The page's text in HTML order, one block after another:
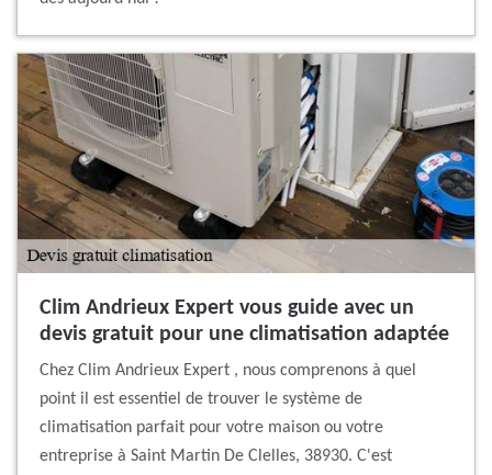
Clim Andrieux Expert vous guide avec un
devis gratuit pour une climatisation adaptée
Chez Clim Andrieux Expert , nous comprenons à quel
point il est essentiel de trouver le système de
climatisation parfait pour votre maison ou votre
entreprise à Saint Martin De Clelles, 38930. C'est